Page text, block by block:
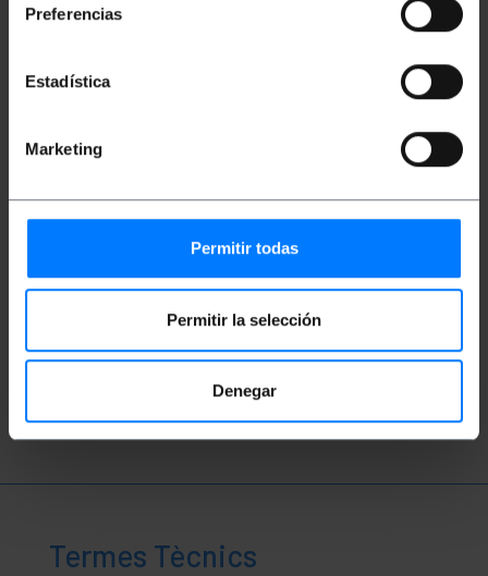
Preferencias
Estadística
Marketing
Permitir todas
Permitir la selección
Denegar
Classificació
Vídeos
Termes Tècnics